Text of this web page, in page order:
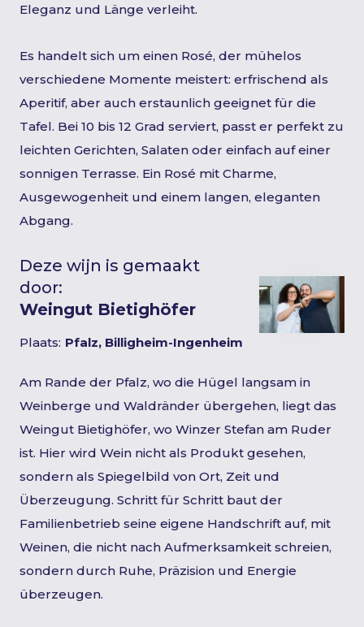
Eleganz und Länge verleiht.
Es handelt sich um einen Rosé, der mühelos
verschiedene Momente meistert: erfrischend als
Aperitif, aber auch erstaunlich geeignet für die
Tafel. Bei 10 bis 12 Grad serviert, passt er perfekt zu
leichten Gerichten, Salaten oder einfach auf einer
sonnigen Terrasse. Ein Rosé mit Charme,
Ausgewogenheit und einem langen, eleganten
Abgang.
Deze wijn is gemaakt
door:
Weingut Bietighöfer
Plaats: Pfalz, Billigheim-Ingenheim
Am Rande der Pfalz, wo die Hügel langsam in
Weinberge und Waldränder übergehen, liegt das
Weingut Bietighöfer, wo Winzer Stefan am Ruder
ist. Hier wird Wein nicht als Produkt gesehen,
sondern als Spiegelbild von Ort, Zeit und
Überzeugung. Schritt für Schritt baut der
Familienbetrieb seine eigene Handschrift auf, mit
Weinen, die nicht nach Aufmerksamkeit schreien,
sondern durch Ruhe, Präzision und Energie
überzeugen.